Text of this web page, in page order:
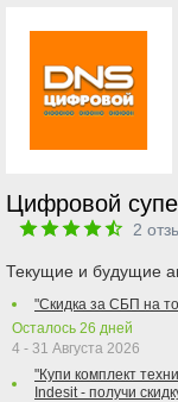
Цифровой
2
Текущие и будущие
"Скидка за СБП на
Осталось 26 дней
4 - 31 Августа 2026
"Купи комплект
Indesit - получи